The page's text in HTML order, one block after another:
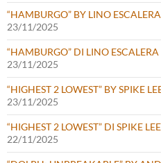
“HAMBURGO” BY LINO
23/11/2025
“HAMBURGO” DI LINO ESCALERA
23/11/2025
“HIGHEST 2 LOWEST” BY SPIKE
23/11/2025
“HIGHEST 2 LOWEST” DI SPIKE LEE
22/11/2025